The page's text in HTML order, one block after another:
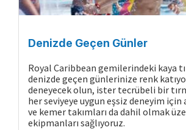
Denizde Geçen Günler
Royal Caribbean gemilerindeki kaya
denizde geçen günlerinize renk
deneyecek olun, ister tecrübeli bir
her seviyeye uygun eşsiz deneyim için
ve kemer takımları da dahil olmak
ekipmanları sağlıyoruz.